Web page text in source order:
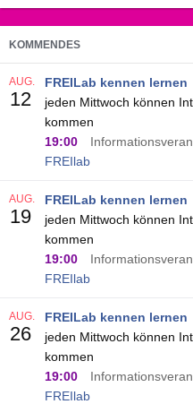
KOMMENDES
FREILab kennen lernen
jeden Mittwoch können
kommen
19:00
FREIlab
AUG.
12
FREILab kennen lernen
jeden Mittwoch können
kommen
19:00
FREIlab
AUG.
19
FREILab kennen lernen
jeden Mittwoch können
kommen
19:00
FREIlab
AUG.
26